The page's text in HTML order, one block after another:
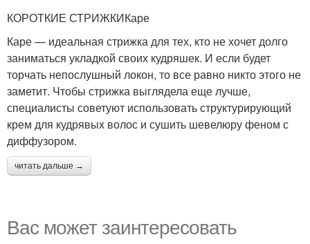
КОРОТКИЕ СТРИЖКИКаре
Каре — идеальная стрижка для тех, кто не хочет долго
заниматься укладкой своих кудряшек. И если будет
торчать непослушный локон, то все равно никто этого не
заметит. Чтобы стрижка выглядела еще лучше,
специалисты советуют использовать структурирующий
крем для кудрявых волос и сушить шевелюру феном с
диффузором.
читать дальше →
Вас может заинтересовать